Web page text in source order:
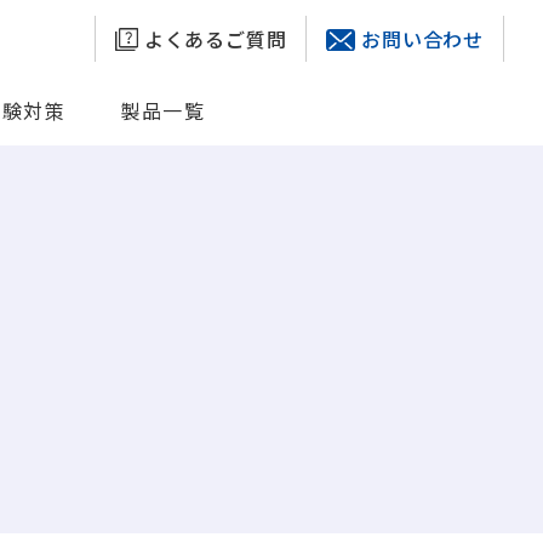
よくあるご質問 お問い合わせ
対策 製品一覧